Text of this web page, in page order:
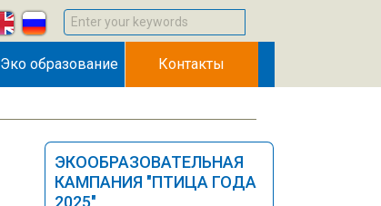
Enter your keywords
Эко образование Контакты
ЭКООБРАЗОВАТЕЛЬНАЯ
КАМПАНИЯ "ПТИЦА ГОДА
2025"